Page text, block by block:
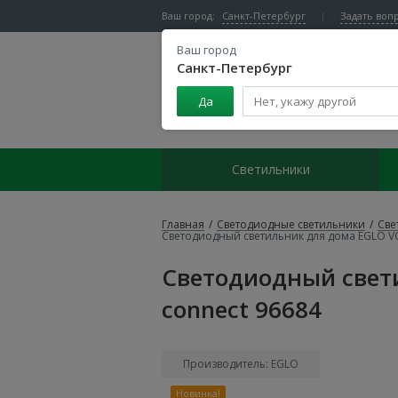
Ваш город: Санкт-Петербург
Ваш город
Санкт-Петербург
Да
Задать
Центр светодиодного освещения
Светильники
Главная / Светодиодные светильники /
Светодиодный светильник для дома EGLO
Светодиодный
connect 96684
Производитель: EGLO
Новинка!